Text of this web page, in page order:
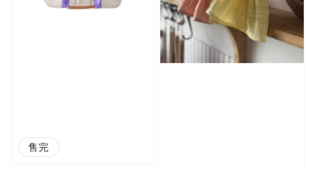
售完